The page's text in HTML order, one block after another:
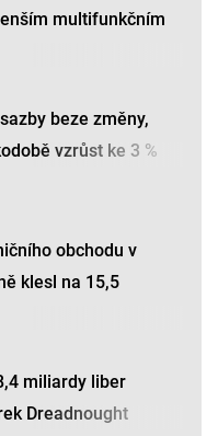
multifunkčním
beze změny,
vzrůst ke 3 %
obchodu v
klesl na 15,5
miliardy liber
Dreadnought